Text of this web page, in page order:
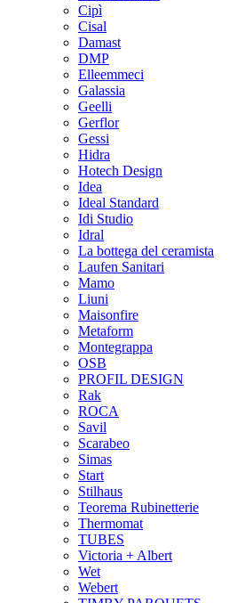
Cipì
Cisal
Damast
DMP
Elleemmeci
Galassia
Geelli
Gerflor
Gessi
Hidra
Hotech Design
Idea
Ideal Standard
Idi Studio
Idral
La bottega del ceramista
Laufen Sanitari
Mamo
Liuni
Maisonfire
Metaform
Montegrappa
OSB
PROFIL DESIGN
Rak
ROCA
Savil
Scarabeo
Simas
Start
Stilhaus
Teorema Rubinetterie
Thermomat
TUBES
Victoria + Albert
Wet
Webert